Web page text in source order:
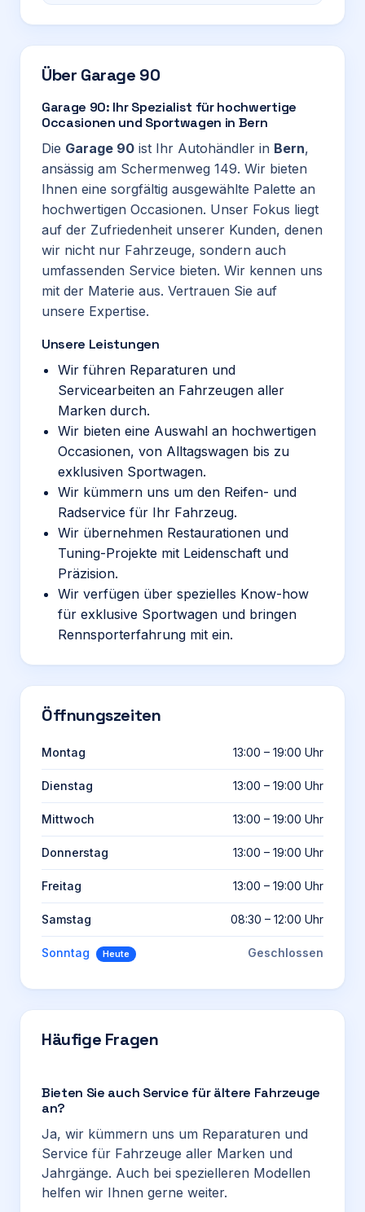
Über Garage 90
Garage 90: Ihr Spezialist für hochwertige
Occasionen und Sportwagen in Bern
Die Garage 90 ist Ihr Autohändler in Bern,
ansässig am Schermenweg 149. Wir bieten
Ihnen eine sorgfältig ausgewählte Palette an
hochwertigen Occasionen. Unser Fokus liegt
auf der Zufriedenheit unserer Kunden, denen
wir nicht nur Fahrzeuge, sondern auch
umfassenden Service bieten. Wir kennen uns
mit der Materie aus. Vertrauen Sie auf
unsere Expertise.
Unsere Leistungen
Wir führen Reparaturen und
Servicearbeiten an Fahrzeugen aller
Marken durch.
Wir bieten eine Auswahl an hochwertigen
Occasionen, von Alltagswagen bis zu
exklusiven Sportwagen.
Wir kümmern uns um den Reifen- und
Radservice für Ihr Fahrzeug.
Wir übernehmen Restaurationen und
Tuning-Projekte mit Leidenschaft und
Präzision.
Wir verfügen über spezielles Know-how
für exklusive Sportwagen und bringen
Rennsporterfahrung mit ein.
Öffnungszeiten
Montag 13:00 – 19:00 Uhr
Dienstag 13:00 – 19:00 Uhr
Mittwoch 13:00 – 19:00 Uhr
Donnerstag 13:00 – 19:00 Uhr
Freitag 13:00 – 19:00 Uhr
Samstag 08:30 – 12:00 Uhr
Sonntag Heute Geschlossen
Häufige Fragen
Bieten Sie auch Service für ältere Fahrzeuge
an?
Ja, wir kümmern uns um Reparaturen und
Service für Fahrzeuge aller Marken und
Jahrgänge. Auch bei spezielleren Modellen
helfen wir Ihnen gerne weiter.